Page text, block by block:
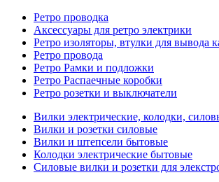
Ретро проводка
Аксессуары для ретро электрики
Ретро изоляторы, втулки для вывода
Ретро провода
Ретро Рамки и подложки
Ретро Распаечные коробки
Ретро розетки и выключатели
Вилки электрические, колодки,
Вилки и розетки силовые
Вилки и штепсели бытовые
Колодки электрические бытовые
Силовые вилки и розетки для